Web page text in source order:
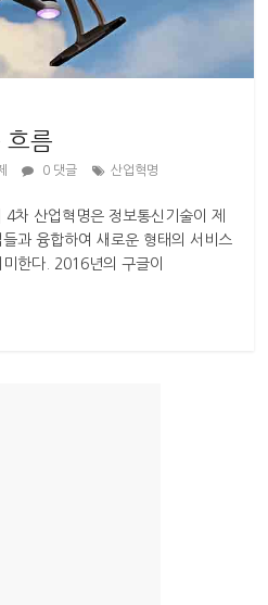
흐름
0 댓글 산업혁명
차 산업혁명은 정보통신기술이 제
과 융합하여 새로운 형태의 서비스
한다. 2016년의 구글이